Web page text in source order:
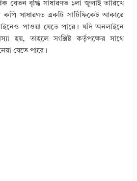
বেতন বৃদ্ধি সাধারণত ১লা জুলাই তারিখে
কপি সাধারণত একটি সার্টিফিকেট আকারে
পাওয়া যেতে পারে। যদি অনলাইনে
হয়, তাহলে সংশ্লিষ্ট কর্তৃপক্ষের সাথে
যেতে পারে।